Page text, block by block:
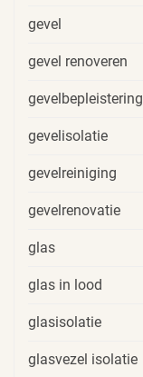
gevel
gevel renoveren
gevelbepleistering
gevelisolatie
gevelreiniging
gevelrenovatie
glas
glas in lood
glasisolatie
glasvezel isolatie